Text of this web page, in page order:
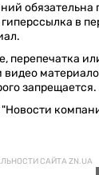
обязательна
в
перепечатка
видео
запрещается.
САЙТА ZN.UA